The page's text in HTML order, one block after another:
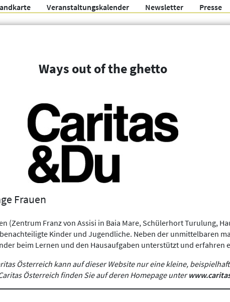
Veranstaltungskalender Newsletter Presse
Arbeitsgemeinschaft für
Ways out of the ghetto
Frauen
(Zentrum Franz von Assisi in Baia Mare, Schülerhort Turulung,
Kinder und Jugendliche. Neben der unmittelbaren
beim Lernen und den Hausaufgaben unterstützt und erfahren
Österreich kann auf dieser Website nur eine kleine,
Österreich finden Sie auf deren Homepage unter